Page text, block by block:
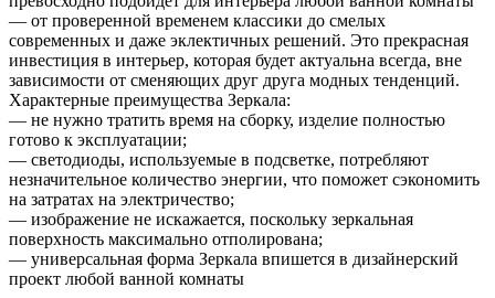
— от проверенной временем классики до смелых
современных и даже эклектичных решений. Это прекрасная
инвестиция в интерьер, которая будет актуальна всегда, вне
зависимости от сменяющих друг друга модных тенденций.
Характерные преимущества Зеркала:
— не нужно тратить время на сборку, изделие полностью
готово к эксплуатации;
— светодиоды, используемые в подсветке, потребляют
незначительное количество энергии, что поможет сэкономить
на затратах на электричество;
— изображение не искажается, поскольку зеркальная
поверхность максимально отполирована;
— универсальная форма Зеркала впишется в дизайнерский
проект любой ванной комнаты